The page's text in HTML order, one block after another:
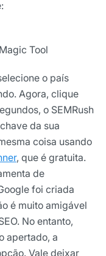
Tool
o país
Agora, clique
o SEMRush
da sua
coisa usando
, que é gratuita.
de
foi criada
é muito amigável
No entanto,
apertado, a
Vale deixar
em receber
com as nossas